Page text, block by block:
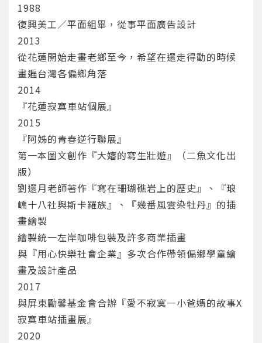
您將收到一封Email，請依照信件中的指示重新登
系統偵測到您的帳號重複登入，
1988
復興美工∕平面組畢，從事平面廣告設計
2013
從花蓮開始走畫老鄉至今，希望在還走得動的時候
畫遍台灣各偏鄉角落
2014
『花蓮寂寞車站個展』
2015
『阿姊的青春逆行聯展』
第一本圖文創作『大嬸的寫生壯遊』（二魚文化出
版）
劉還月老師著作『寫在珊瑚礁岩上的歷史』、『琅
嶠十八社與斯卡羅族』、『幾番風雲染牡丹』的插
畫繪製
繪製統一左岸咖啡包裝及許多商業插畫
與『用心快樂社會企業』多次合作帶領偏鄉學童繪
畫及設計產品
2017
與屏東勵馨基金會合辦『愛不寂寞—小爸媽的故事X
寂寞車站插畫展』
2020